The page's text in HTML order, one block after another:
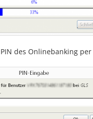
des Onlinebanking